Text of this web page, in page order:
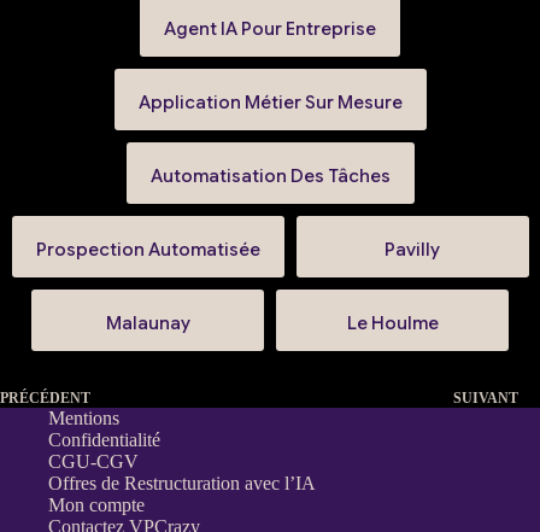
Agent IA Pour Entreprise
Application Métier Sur Mesure
Automatisation Des Tâches
Prospection Automatisée Pavilly
Malaunay Le Houlme
PRÉCÉDENT SUIVANT
Mentions
Confidentialité
CGU-CGV
Offres de Restructuration avec l’IA
Mon compte
Contactez VPCrazy